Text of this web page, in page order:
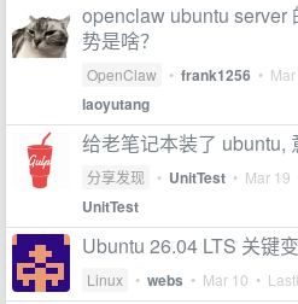
openclaw ubuntu server
势是啥？
OpenClaw • frank1256 •
laoyutang
给老笔记本装了 ubuntu,
分享发现 • UnitTest • Mar 19
UnitTest
Ubuntu 26.04 LTS 关键
Linux • webs • Mar 10 •